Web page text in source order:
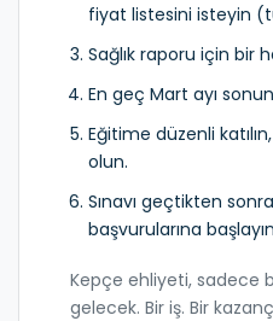
fiyat listesini isteyin
Sağlık raporu için bir
En geç Mart ayı
Eğitime düzenli
olun.
Sınavı geçtikten
başvurularına
Kepçe ehliyeti, sadece
gelecek. Bir iş. Bir